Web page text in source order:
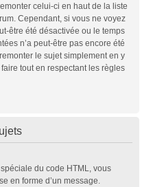
celui-ci en haut de la liste
Cependant, si vous ne voyez
être été désactivée ou le temps
n’a peut-être pas encore été
le sujet simplement en y
tout en respectant les règles
du code HTML, vous
en forme d’un message.